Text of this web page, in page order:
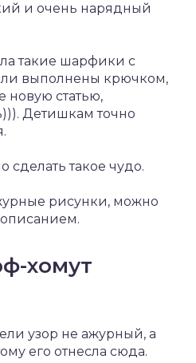
и очень нарядный
такие шарфики с
выполнены крючком,
новую статью,
Детишкам точно
сделать такое чудо.
рисунки, можно
описанием.
хомут
узор не ажурный, а
его отнесла сюда.